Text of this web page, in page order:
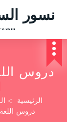
ج
نسور
دروس
الرئيسية >
دروس اللغة